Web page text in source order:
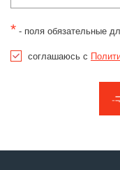
* - поля обязательные
соглашаюсь с